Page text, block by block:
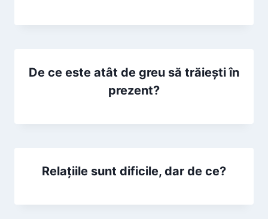
De ce este atât de greu să trăiești în
prezent?
Relaţiile sunt dificile, dar de ce?